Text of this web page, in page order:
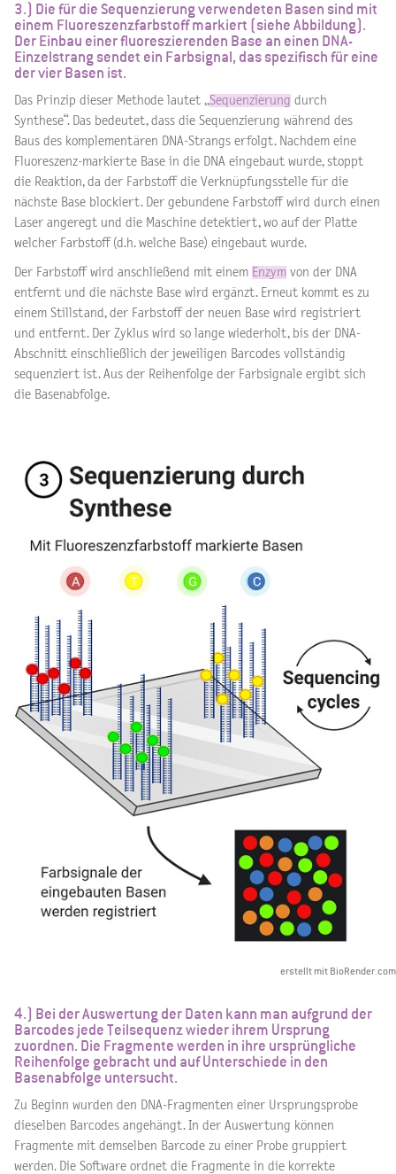
3.) Die für die Sequenzierung verwendeten Basen sind mit
einem Fluoreszenzfarbstoff markiert (siehe Abbildung).
Der Einbau einer fluoreszierenden Base an einen DNA-
Einzelstrang sendet ein Farbsignal, das spezifisch für eine
der vier Basen ist.
Das Prinzip dieser Methode lautet „Sequenzierung durch
Synthese“. Das bedeutet, dass die Sequenzierung während des
Baus des komplementären DNA-Strangs erfolgt. Nachdem eine
Fluoreszenz-markierte Base in die DNA eingebaut wurde, stoppt
die Reaktion, da der Farbstoff die Verknüpfungsstelle für die
nächste Base blockiert. Der gebundene Farbstoff wird durch einen
Laser angeregt und die Maschine detektiert, wo auf der Platte
welcher Farbstoff (d.h. welche Base) eingebaut wurde.
Der Farbstoff wird anschließend mit einem Enzym von der DNA
entfernt und die nächste Base wird ergänzt. Erneut kommt es zu
einem Stillstand, der Farbstoff der neuen Base wird registriert
und entfernt. Der Zyklus wird so lange wiederholt, bis der DNA-
Abschnitt einschließlich der jeweiligen Barcodes vollständig
sequenziert ist. Aus der Reihenfolge der Farbsignale ergibt sich
die Basenabfolge.
erstellt mit BioRender.com
4.) Bei der Auswertung der Daten kann man aufgrund der
Barcodes jede Teilsequenz wieder ihrem Ursprung
zuordnen. Die Fragmente werden in ihre ursprüngliche
Reihenfolge gebracht und auf Unterschiede in den
Basenabfolge untersucht.
Zu Beginn wurden den DNA-Fragmenten einer Ursprungsprobe
dieselben Barcodes angehängt. In der Auswertung können
Fragmente mit demselben Barcode zu einer Probe gruppiert
werden. Die Software ordnet die Fragmente in die korrekte